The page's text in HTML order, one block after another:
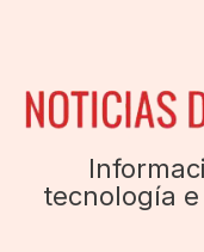
tecnología